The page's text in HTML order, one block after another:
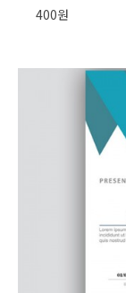
400원